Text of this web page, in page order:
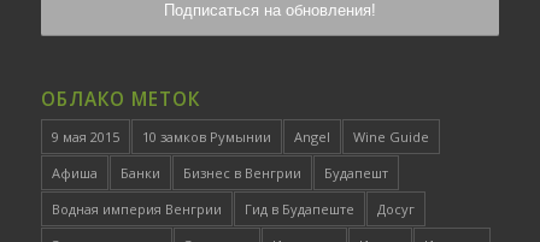
ОБЛАКО МЕТОК
9 мая 2015 10 замков Румынии Angel
Wine Guide
Афиша
Банки Бизнес в Венгрии
Будапешт
Водная империя Венгрии
Гид в Будапеште
Досуг